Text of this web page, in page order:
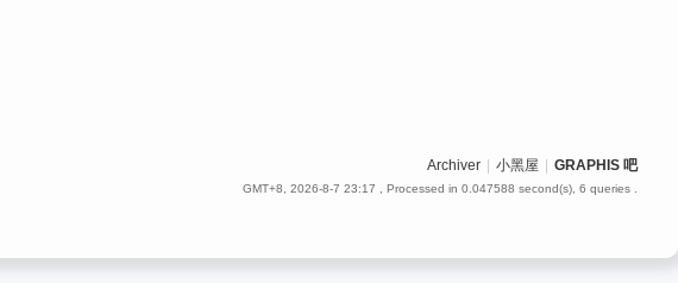
Archiver 小黑屋 GRAPHIS 吧
GMT+8, 2026-8-7 23:17 , Processed in 0.047588 second(s), 6 queries .